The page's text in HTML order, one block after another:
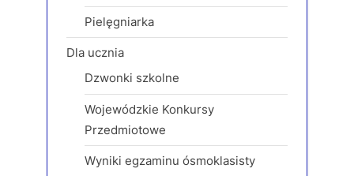
Pielęgniarka
Dla ucznia
Dzwonki szkolne
Wojewódzkie Konkursy
Przedmiotowe
Wyniki egzaminu ósmoklasisty